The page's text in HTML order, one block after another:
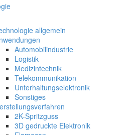
allgemein
Automobilindustrie
Logistik
Medizintechnik
Telekommunikation
Unterhaltungselektronik
Sonstiges
2K-Spritzguss
3D gedruckte Elektronik